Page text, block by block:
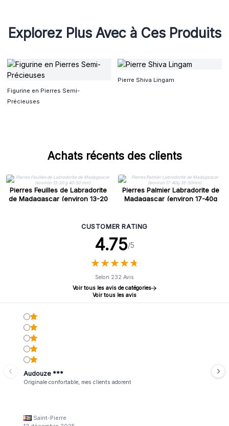
Explorez Plus Avec à Ces Produits
Figurine en Pierres Semi-
Précieuses
Pierre Shiva Lingam
Achats récents des clients
Pierres Feuilles de Labradorite
de Madagascar (environ 13-20
Pierres Palmier Labradorite de
Madagascar (environ 17-40g
CUSTOMER RATING
4.75/5
★★★★★
★★★★★
Selon 232 Avis
Voir tous les avis de catégories
Voir tous les avis
Audouze ***
Originale confortable, mes clients adorent
Saint-Pierre